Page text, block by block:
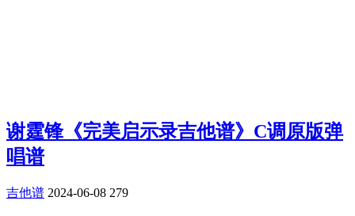
谢霆锋《完美启示录吉他谱》C调原版弹
唱谱
吉他谱 2024-06-08 279